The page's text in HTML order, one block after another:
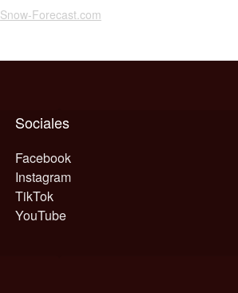
Snow-Forecast.com
Sociales
Facebook
Instagram
TikTok
YouTube